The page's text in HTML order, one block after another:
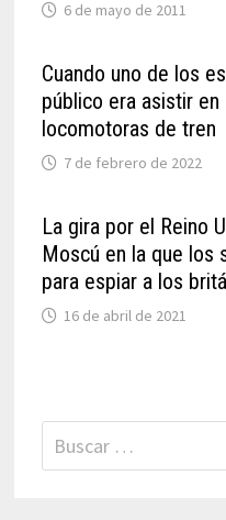
6 de mayo de 2011
Cuando uno de los
público era asistir
locomotoras de tren
7 de febrero de 2022
La gira por el Reino
Moscú en la que los
para espiar a los
16 de abril de 2021
Buscar: